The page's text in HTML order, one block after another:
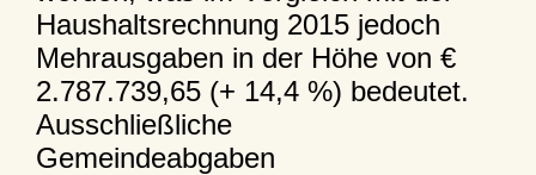
Haushaltsrechnung 2015 jedoch
Mehrausgaben in der Höhe von €
2.787.739,65 (+ 14,4 %) bedeutet.
Ausschließliche
Gemeindeabgaben